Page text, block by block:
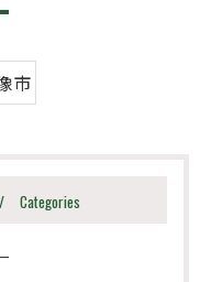
市
Categories